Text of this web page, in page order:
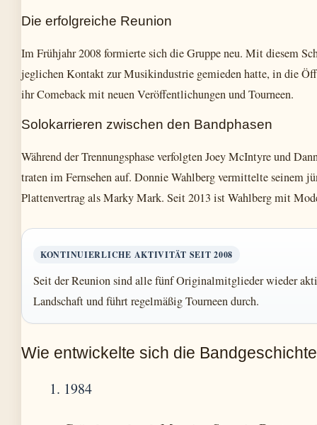
Die erfolgreiche Reunion
Im Frühjahr 2008 formierte sich die Gruppe neu. Mit diesem
jeglichen Kontakt zur Musikindustrie gemieden hatte, in die
ihr Comeback mit neuen Veröffentlichungen und Tourneen.
Solokarrieren zwischen den Bandphasen
Während der Trennungsphase verfolgten Joey McIntyre und
traten im Fernsehen auf. Donnie Wahlberg vermittelte seinem
Plattenvertrag als Marky Mark. Seit 2013 ist Wahlberg mit
KONTINUIERLICHE AKTIVITÄT SEIT 2008
Seit der Reunion sind alle fünf Originalmitglieder wieder
Landschaft und führt regelmäßig Tourneen durch.
Wie entwickelte sich die
1984